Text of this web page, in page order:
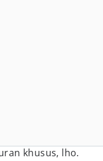
khusus, lho.